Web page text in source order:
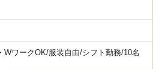
WワークOK/服装自由/シフト勤務/10名